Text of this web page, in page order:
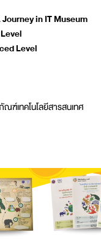
in IT Museum
Level
เทคโนโลยีสารสนเทศ